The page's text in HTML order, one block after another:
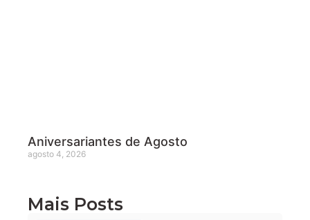
Aniversariantes de Agosto
agosto 4, 2026
Mais Posts